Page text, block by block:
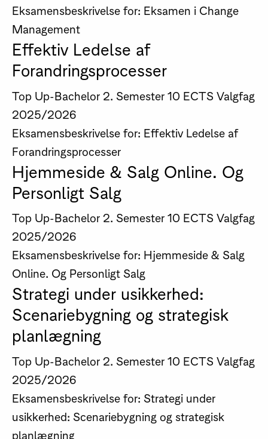
Eksamensbeskrivelse for: Eksamen i Change
Management
Effektiv Ledelse af
Forandringsprocesser
Top Up-Bachelor 2. Semester 10 ECTS Valgfag
2025/2026
Eksamensbeskrivelse for: Effektiv Ledelse af
Forandringsprocesser
Hjemmeside & Salg Online. Og
Personligt Salg
Top Up-Bachelor 2. Semester 10 ECTS Valgfag
2025/2026
Eksamensbeskrivelse for: Hjemmeside & Salg
Online. Og Personligt Salg
Strategi under usikkerhed:
Scenariebygning og strategisk
planlægning
Top Up-Bachelor 2. Semester 10 ECTS Valgfag
2025/2026
Eksamensbeskrivelse for: Strategi under
usikkerhed: Scenariebygning og strategisk
planlægning